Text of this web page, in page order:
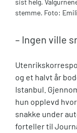
stemme. Foto:
– Ingen ville
og et halvt år
Istanbul.
hun opplevd
snakke under
forteller til